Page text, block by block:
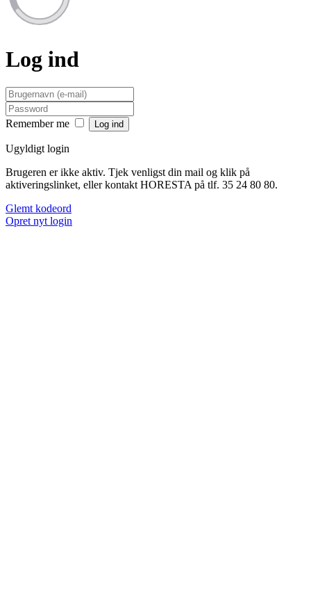
Log ind
Remember me
Ugyldigt login
Brugeren er ikke aktiv. Tjek venligst din mail og klik på
aktiveringslinket, eller kontakt HORESTA på tlf. 35 24 80 80.
Glemt kodeord
Opret nyt login